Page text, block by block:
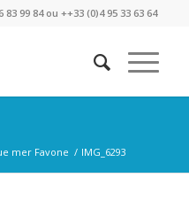
99 84 ou ++33 (0)4 95 33 63 64
mer Favone / IMG_6293